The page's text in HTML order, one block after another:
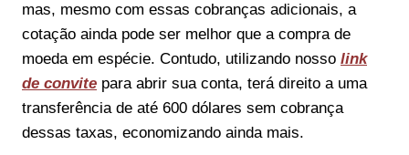
mas, mesmo com essas cobranças adicionais, a
cotação ainda pode ser melhor que a compra de
moeda em espécie. Contudo, utilizando nosso link
de convite para abrir sua conta, terá direito a uma
transferência de até 600 dólares sem cobrança
dessas taxas, economizando ainda mais.